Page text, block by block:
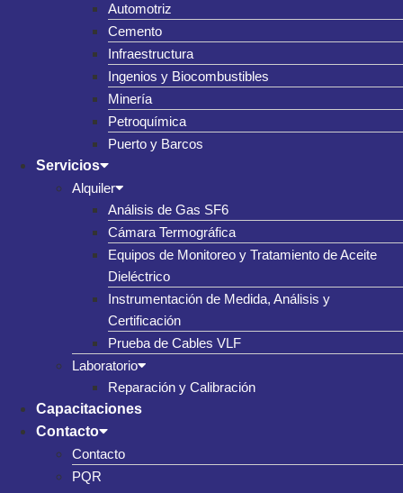
Automotriz
Cemento
Infraestructura
Ingenios y Biocombustibles
Minería
Petroquímica
Puerto y Barcos
Servicios
Alquiler
Análisis de Gas SF6
Cámara Termográfica
Equipos de Monitoreo y Tratamiento de Aceite
Dieléctrico
Instrumentación de Medida, Análisis y
Certificación
Prueba de Cables VLF
Laboratorio
Reparación y Calibración
Capacitaciones
Contacto
Contacto
PQR